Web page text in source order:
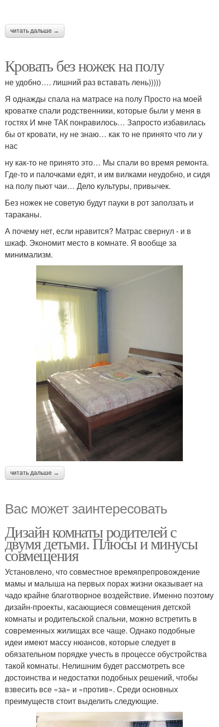
читать дальше →
Кровать без ножек на полу
не удобно…. лишний раз вставать лень)))))
Я однажды спала на матрасе на полу Просто на моей
кроватке спали родственники, которые были у меня в
гостях И мне ТАК понравилось… Запросто избавилась
бы от кровати, ну не знаю… как то не принято что ли у
нас
ну как-то не принято это… Мы спали во время ремонта.
Где-то и палочками едят, и им вилками неудобно, и сидя
на полу пьют чаи… Дело культуры, привычек.
Без ножек не советую будут пауки в рот заползать и
тараканы.
А почему нет, если нравится? Матрас свернул - и в
шкаф. Экономит место в комнате. Я вообще за
минимализм.
читать дальше →
Вас может заинтересовать
Дизайн комнаты родителей с
двумя детьми. Плюсы и минусы
совмещения
Установлено, что совместное времяпрепровождение
мамы и малыша на первых порах жизни оказывает на
чадо крайне благотворное воздействие. Именно поэтому
дизайн-проекты, касающиеся совмещения детской
комнаты и родительской спальни, можно встретить в
современных жилищах все чаще. Однако подобные
идеи имеют массу нюансов, которые следует в
обязательном порядке учесть в процессе обустройства
такой комнаты. Нелишним будет рассмотреть все
достоинства и недостатки подобных решений, чтобы
взвесить все «за» и «против». Среди основных
преимуществ стоит выделить следующие.